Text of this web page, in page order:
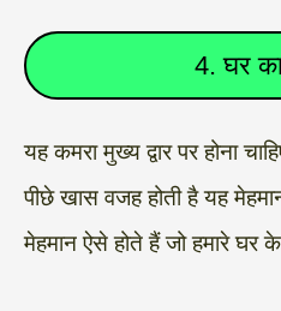
4. घर
यह कमरा मुख्य द्वार पर होना
पीछे खास वजह होती है यह
मेहमान ऐसे होते हैं जो हमारे